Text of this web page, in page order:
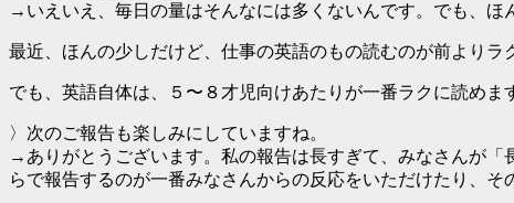
→いえいえ、毎日の量はそんなには多くないんです。でも、ほ
最近、ほんの少しだけど、仕事の英語のもの読むのが前より
でも、英語自体は、５〜８才児向けあたりが一番ラクに読め
〉次のご報告も楽しみにしていますね。
→ありがとうございます。私の報告は長すぎて、みなさんが
らで報告するのが一番みなさんからの反応をいただけたり、